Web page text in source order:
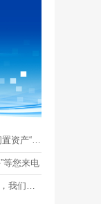
畅通资产流转链 精打细算过日子 包头公物仓让闲置资产“再上岗”
等您来电